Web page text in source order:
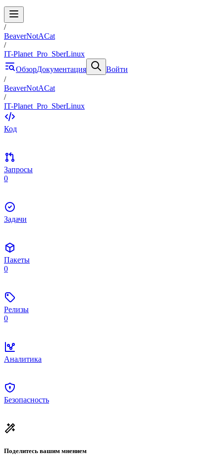
/
BeaverNotACat
/
IT-Planet_Pro_SberLinux
ОбзорДокументация
Войти
/
BeaverNotACat
/
IT-Planet_Pro_SberLinux
Код
Запросы
0
Задачи
Пакеты
0
Релизы
0
Аналитика
Безопасность
Поделитесь вашим мнением